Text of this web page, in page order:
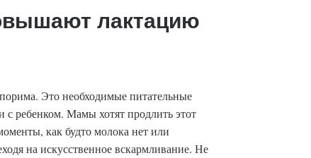
лактацию
Это необходимые питательные
с ребенком. Мамы хотят продлить этот
как будто молока нет или
на искусственное вскармливание. Не